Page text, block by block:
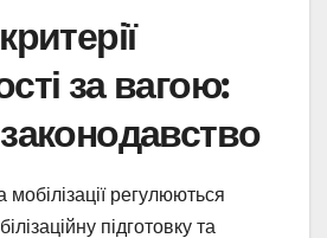
за вагою:
мобілізації регулюються
підготовку та